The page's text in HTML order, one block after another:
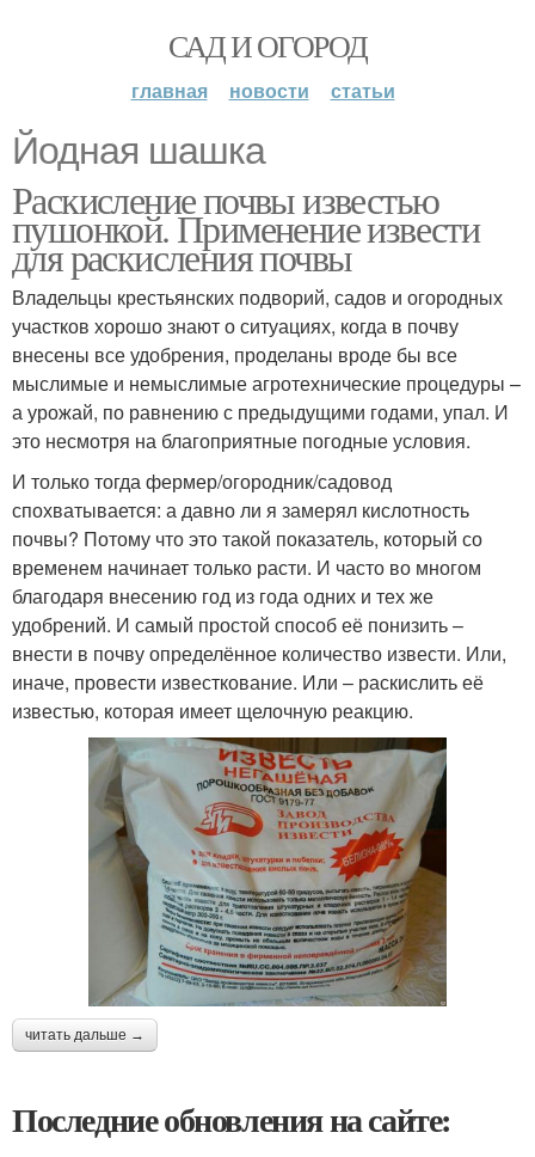
САД И ОГОРОД
главная новости статьи
Йодная шашка
Раскисление почвы известью
пушонкой. Применение извести
для раскисления почвы
Владельцы крестьянских подворий, садов и огородных
участков хорошо знают о ситуациях, когда в почву
внесены все удобрения, проделаны вроде бы все
мыслимые и немыслимые агротехнические процедуры –
а урожай, по равнению с предыдущими годами, упал. И
это несмотря на благоприятные погодные условия.
И только тогда фермер/огородник/садовод
спохватывается: а давно ли я замерял кислотность
почвы? Потому что это такой показатель, который со
временем начинает только расти. И часто во многом
благодаря внесению год из года одних и тех же
удобрений. И самый простой способ её понизить –
внести в почву определённое количество извести. Или,
иначе, провести известкование. Или – раскислить её
известью, которая имеет щелочную реакцию.
читать дальше →
Последние обновления на сайте: